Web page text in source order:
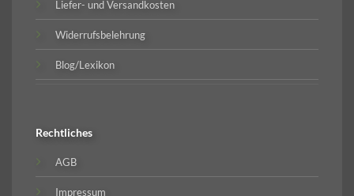
Liefer- und Versandkosten
Widerrufsbelehrung
Blog/Lexikon
Rechtliches
AGB
Impressum